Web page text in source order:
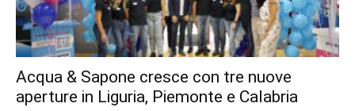
Acqua & Sapone cresce con tre nuove
aperture in Liguria, Piemonte e Calabria